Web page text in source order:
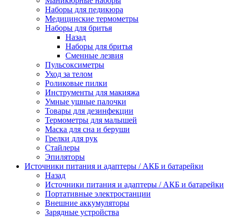
Наборы для педикюра
Медицинские термометры
Наборы для бритья
Назад
Наборы для бритья
Сменные лезвия
Пульсоксиметры
Уход за телом
Роликовые пилки
Инструменты для макияжа
Умные ушные палочки
Товары для дезинфекции
Термометры для малышей
Маска для сна и беруши
Грелки для рук
Стайлеры
Эпиляторы
Источники питания и адаптеры / АКБ и батарейки
Назад
Источники питания и адаптеры / АКБ и батарейки
Портативные электростанции
Внешние аккумуляторы
Зарядные устройства